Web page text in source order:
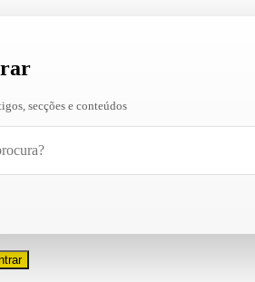
secções e conteúdos